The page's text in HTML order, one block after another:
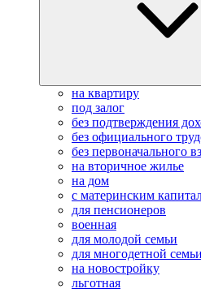
на квартиру
под залог
без подтверждения
без официального
без первоначального
на вторичное жилье
на дом
с материнским
для пенсионеров
военная
для молодой семьи
для многодетной семьи
на новостройку
льготная